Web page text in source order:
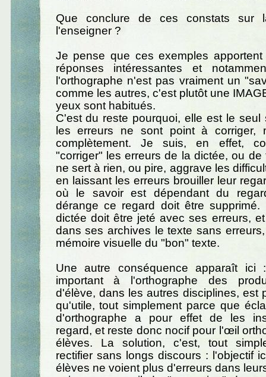
Que conclure de ces constats sur
l'enseigner ?
Je pense que ces exemples
réponses intéressantes et
l'orthographe n'est pas vraiment un
comme les autres, c'est plutôt une
yeux sont habitués.
C'est du reste pourquoi, elle est le seul
les erreurs ne sont point à corriger,
complètement. Je suis, en effet,
"corriger" les erreurs de la dictée, ou de
ne sert à rien, ou pire, aggrave les
en laissant les erreurs brouiller leur
où le savoir est dépendant du
dérange ce regard doit être
dictée doit être jeté avec ses erreurs,
dans ses archives le texte sans
mémoire visuelle du "bon" texte.
Une autre conséquence apparaît
important à l'orthographe des
d'élève, dans les autres disciplines, est
qu'utile, tout simplement parce que
d'orthographe a pour effet de les
regard, et reste donc nocif pour l'œil
élèves. La solution, c'est, tout
rectifier sans longs discours : l'objectif
élèves ne voient plus d'erreurs dans